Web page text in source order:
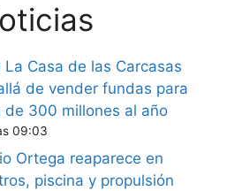
Casa de las Carcasas
de vender fundas para
de 300 millones al año
09:03
Ortega reaparece en
piscina y propulsión